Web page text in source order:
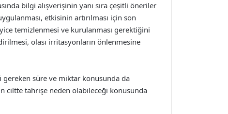
bilgi alışverişinin yanı sıra çeşitli öneriler
etkisinin artırılması için son
temizlenmesi ve kurulanması gerektiğini
olası irritasyonların önlenmesine
gereken süre ve miktar konusunda da
ciltte tahrişe neden olabileceği konusunda